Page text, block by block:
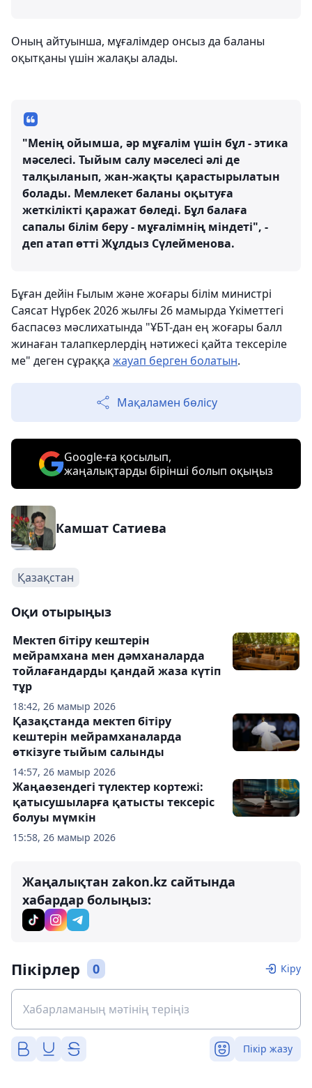
Оның айтуынша, мұғалімдер онсыз да баланы
оқытқаны үшін жалақы алады.
"Менің ойымша, әр мұғалім үшін бұл - этика
мәселесі. Тыйым салу мәселесі әлі де
талқыланып, жан-жақты қарастырылатын
болады. Мемлекет баланы оқытуға
жеткілікті қаражат бөледі. Бұл балаға
сапалы білім беру - мұғалімнің міндеті", -
деп атап өтті Жұлдыз Сүлейменова.
Бұған дейін Ғылым және жоғары білім министрі
Саясат Нұрбек 2026 жылғы 26 мамырда Үкіметтегі
баспасөз мәслихатында "ҰБТ-дан ең жоғары балл
жинаған талапкерлердің нәтижесі қайта тексеріле
ме" деген сұраққа жауап берген болатын.
Мақаламен бөлісу
Google-ға қосылып,
жаңалықтарды бірінші болып оқыңыз
Камшат Сатиева
Қазақстан
Оқи отырыңыз
18:42, 26 мамыр 2026
Мектеп бітіру кештерін
мейрамхана мен дәмханаларда
тойлағандарды қандай жаза күтіп
тұр
14:57, 26 мамыр 2026
Қазақстанда мектеп бітіру
кештерін мейрамханаларда
өткізуге тыйым салынды
15:58, 26 мамыр 2026
Жаңаөзендегі түлектер кортежі:
қатысушыларға қатысты тексеріс
болуы мүмкін
Жаңалықтан zakon.kz сайтында
хабардар болыңыз:
Пікірлер 0 Кіру
Пікір жазу